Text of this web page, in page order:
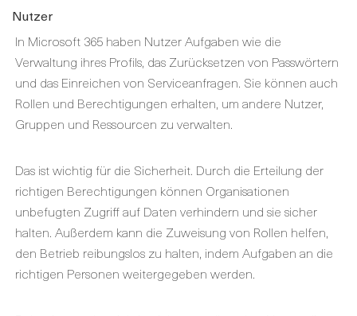
Nutzer
In Microsoft 365 haben Nutzer Aufgaben wie die
Verwaltung ihres Profils, das Zurücksetzen von Passwörtern
und das Einreichen von Serviceanfragen. Sie können auch
Rollen und Berechtigungen erhalten, um andere Nutzer,
Gruppen und Ressourcen zu verwalten.
Das ist wichtig für die Sicherheit. Durch die Erteilung der
richtigen Berechtigungen können Organisationen
unbefugten Zugriff auf Daten verhindern und sie sicher
halten. Außerdem kann die Zuweisung von Rollen helfen,
den Betrieb reibungslos zu halten, indem Aufgaben an die
richtigen Personen weitergegeben werden.